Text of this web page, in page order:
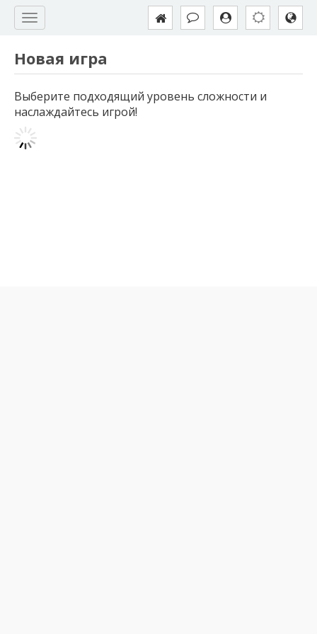
Новая игра
Выберите подходящий уровень сложности и
наслаждайтесь игрой!